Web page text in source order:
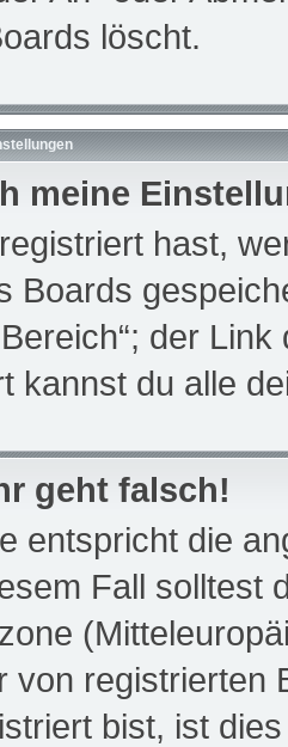
löscht.
meine
hast,
Boards
der
kannst du alle
geht falsch!
entspricht die
Fall solltest
von registrierten
bist, ist